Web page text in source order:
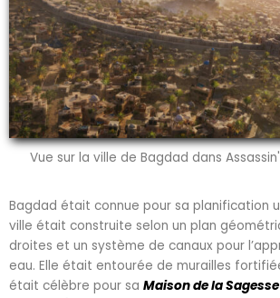
Vue sur la ville de Bagdad dans
Bagdad était connue pour sa planification
ville était construite selon un plan
droites et un système de canaux pour
eau. Elle était entourée de murailles
était célèbre pour sa Maison de la Sagesse